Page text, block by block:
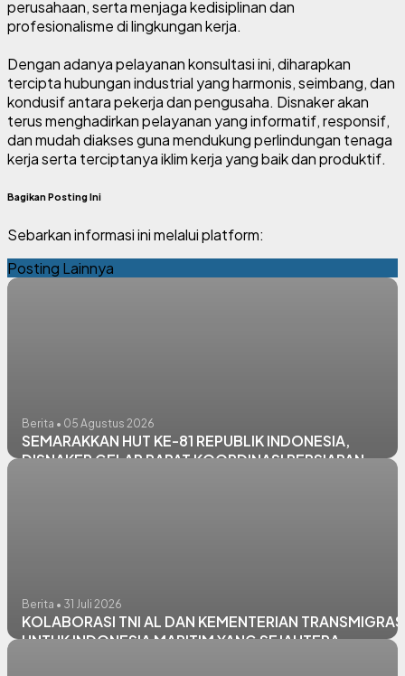
perusahaan, serta menjaga kedisiplinan dan
profesionalisme di lingkungan kerja.
Dengan adanya pelayanan konsultasi ini, diharapkan
tercipta hubungan industrial yang harmonis, seimbang, dan
kondusif antara pekerja dan pengusaha. Disnaker akan
terus menghadirkan pelayanan yang informatif, responsif,
dan mudah diakses guna mendukung perlindungan tenaga
kerja serta terciptanya iklim kerja yang baik dan produktif.
Bagikan Posting Ini
Sebarkan informasi ini melalui platform:
Posting Lainnya
Berita • 05 Agustus 2026
SEMARAKKAN HUT KE-81 REPUBLIK INDONESIA,
DISNAKER GELAR RAPAT KOORDINASI PERSIAPAN
Berita • 31 Juli 2026
KOLABORASI TNI AL DAN KEMENTERIAN
UNTUK INDONESIA MARITIM YANG SEJAHTERA